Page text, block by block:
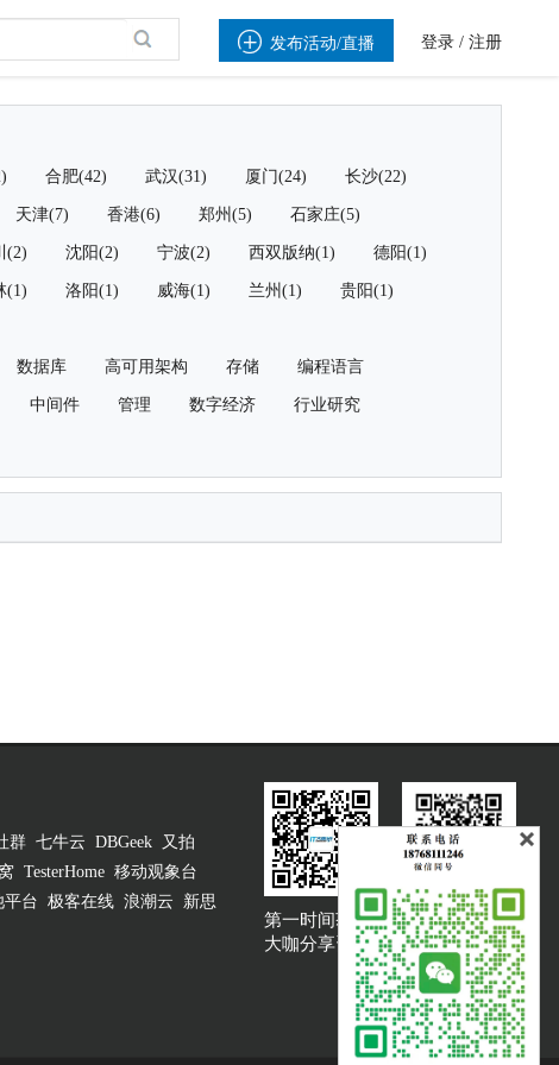
 发布活动/直播 登录 / 注册
合肥(42) 武汉(31) 厦门(24) 长沙(22)
天津(7) 香港(6) 郑州(5) 石家庄(5)
(2) 沈阳(2) 宁波(2) 西双版纳(1) 德阳(1)
(1) 洛阳(1) 威海(1) 兰州(1) 贵阳(1)
数据库 高可用架构 存储 编程语言
中间件 管理 数字经济 行业研究
群 七牛云 DBGeek
又拍
TesterHome 移动观象台
平台 极客在线 浪潮云
新思
第一时间获取
大咖分享资讯
大咖说吐槽客服